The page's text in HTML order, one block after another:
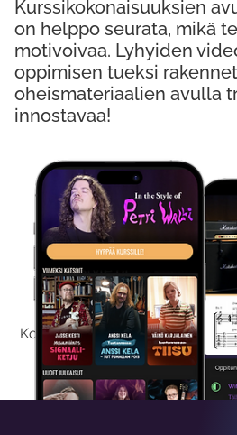
Kokeile
Kokeilemalla ilmaiseksi saat
viikon
Kurssikokonaisuuksien
on helppo seurata, mikä
motivoivaa. Lyhyiden
oppimisen tueksi
oheismateriaalien avulla
innostavaa!